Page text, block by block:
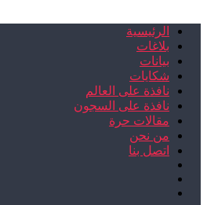
الرئيسية
بلاغات
بيانات
شكايات
نافذة على العالم
نافذة على السجون
مقالات حرة
من نحن
اتصل بنا